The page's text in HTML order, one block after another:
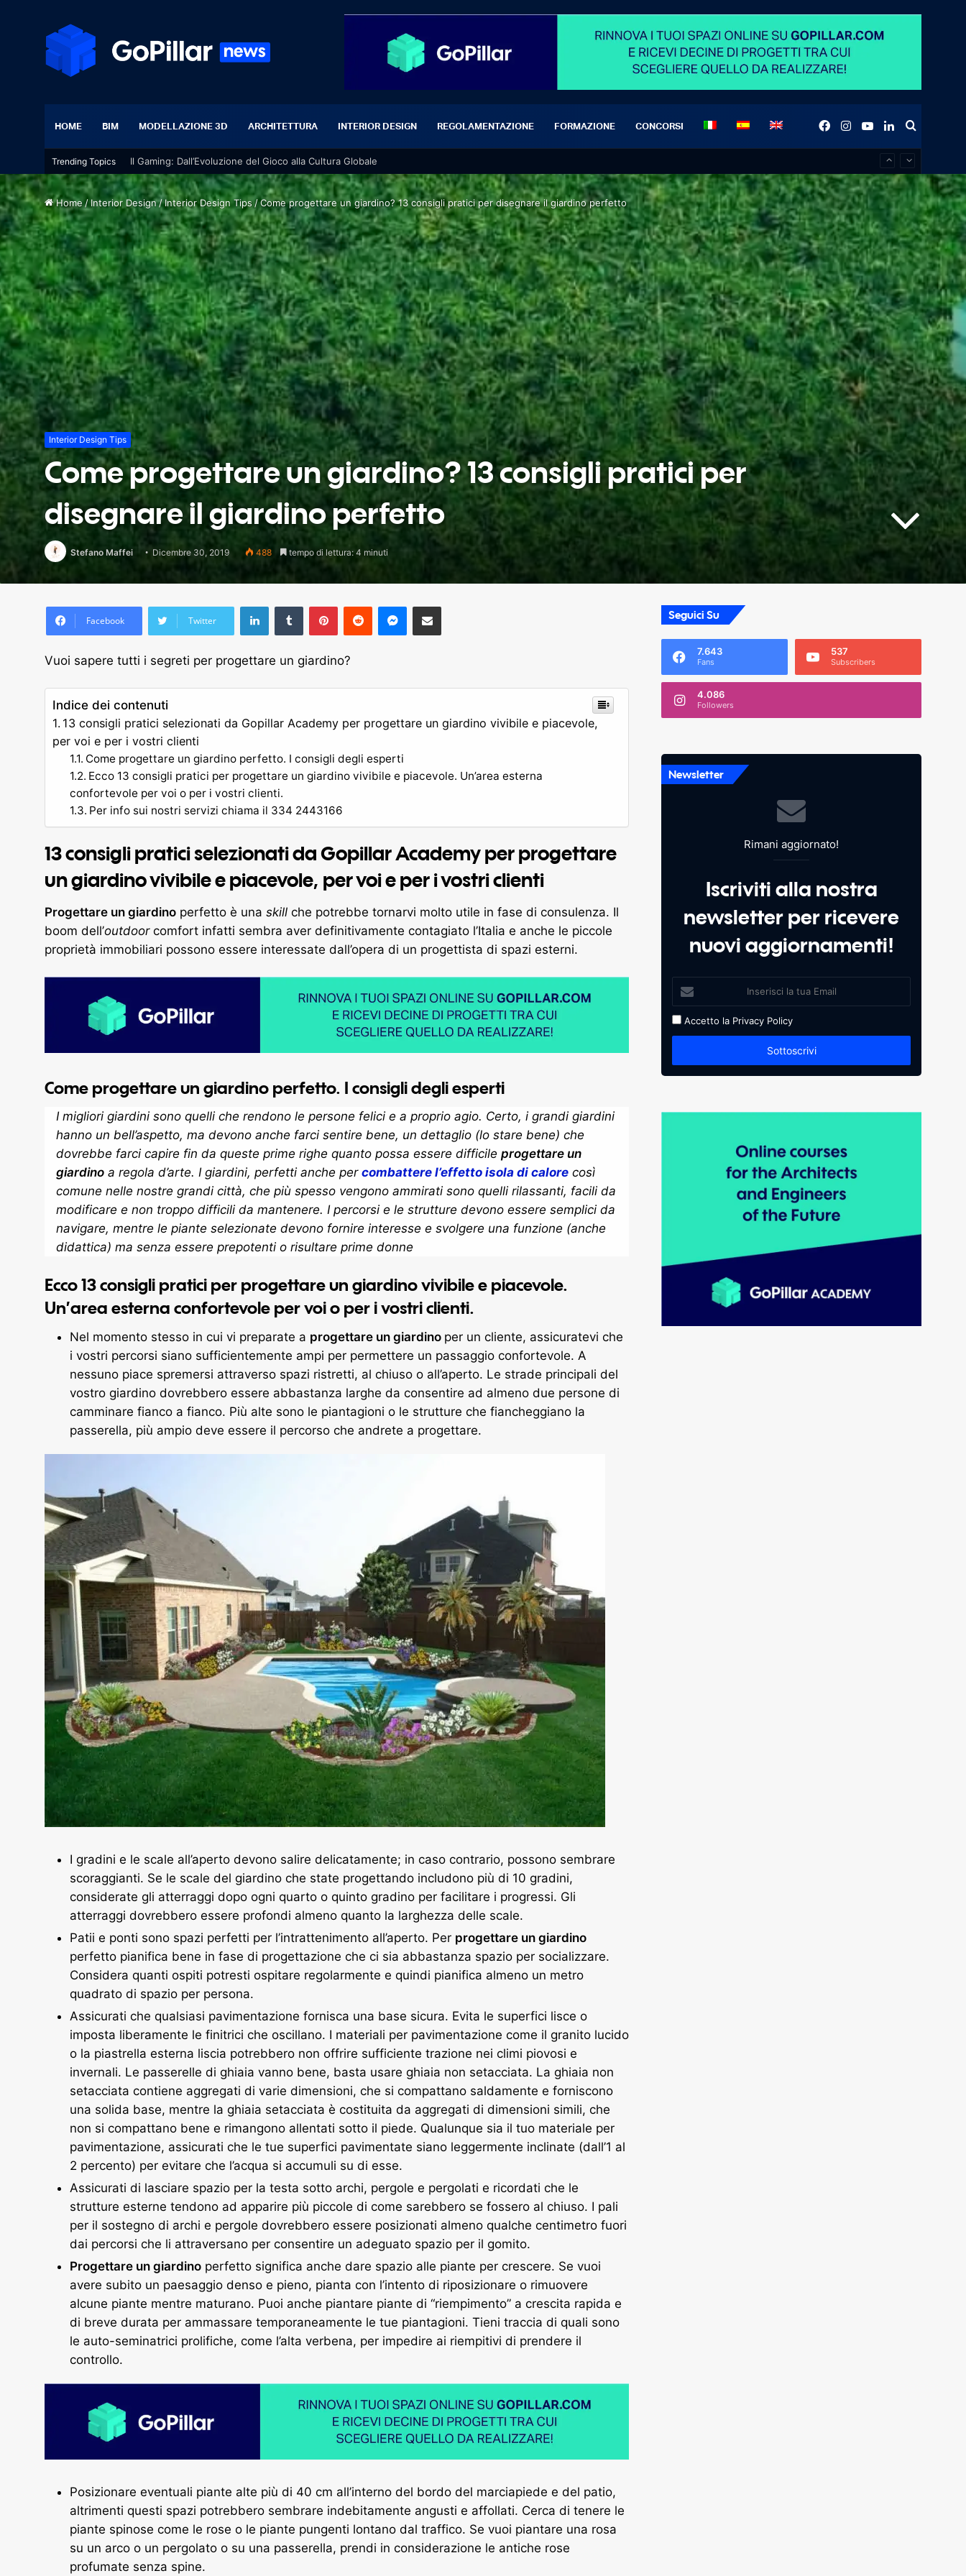
HOME BIM MODELLAZIONE 3D ARCHITETTURA INTERIOR DESIGN REGOLAMENTAZIONE FORMAZIONE CONCORSI Search
LinkedIn
YouTube
Instagram
Facebook
Trending Topics Il Gaming: Dall’Evoluzione del Gioco alla Cultura Globale
Home / Interior Design/Interior Design Tips/Come progettare un giardino? 13 consigli pratici per disegnare il giardino perfetto
Interior Design Tips
Come progettare un giardino? 13 consigli pratici per
disegnare il giardino perfetto
Stefano Maffei Dicembre 30, 2019 488 tempo di lettura: 4 minuti
Facebook Twitter
LinkedInTumblr PinterestReddit Messenger
Share via Email
Vuoi sapere tutti i segreti per progettare un giardino?
Indice dei contenuti
13 consigli pratici selezionati da Gopillar Academy per progettare un giardino vivibile e piacevole,
per voi e per i vostri clienti
Come progettare un giardino perfetto. I consigli degli esperti
Ecco 13 consigli pratici per progettare un giardino vivibile e piacevole. Un’area esterna
confortevole per voi o per i vostri clienti.
Per info sui nostri servizi chiama il 334 2443166
13 consigli pratici selezionati da Gopillar Academy per progettare
un giardino vivibile e piacevole, per voi e per i vostri clienti
Progettare un giardino perfetto è una skill che potrebbe tornarvi molto utile in fase di consulenza. Il
boom dell’outdoorcomfort infatti sembra aver definitivamente contagiato l’Italia e anche le piccole
proprietà immobiliari possono essere interessate dall’opera di un progettista di spazi esterni.
Come progettare un giardino perfetto. I consigli degli esperti
I migliori giardini sono quelli che rendono le persone felici e a proprio agio. Certo, i grandi giardini
hanno un bell’aspetto, ma devono anche farci sentire bene, un dettaglio (lo stare bene) che
dovrebbe farci capire fin da queste prime righe quanto possa essere difficileprogettare un
giardino a regola d’arte. I giardini, perfetti anche percombattere l’effetto isola di calore così
comune nelle nostre grandi città, che più spesso vengono ammirati sono quelli rilassanti, facili da
modificare e non troppo difficili da mantenere. I percorsi e le strutture devono essere semplici da
navigare, mentre le piante selezionate devono fornire interesse e svolgere una funzione (anche
didattica) ma senza essere prepotenti o risultare prime donne
Ecco 13 consigli pratici per progettare un giardino vivibile e piacevole.
Un’area esterna confortevole per voi o per i vostri clienti.
Nel momento stesso in cui vi preparate a progettare un giardino per un cliente, assicuratevi che
i vostri percorsi siano sufficientemente ampi per permettere un passaggio confortevole. A
nessuno piace spremersi attraverso spazi ristretti, al chiuso o all’aperto. Le strade principali del
vostro giardino dovrebbero essere abbastanza larghe da consentire ad almeno due persone di
camminare fianco a fianco. Più alte sono le piantagioni o le strutture che fiancheggiano la
passerella, più ampio deve essere il percorso che andrete a progettare.
I gradini e le scale all’aperto devono salire delicatamente; in caso contrario, possono sembrare
scoraggianti. Se le scale del giardino che state progettando includono più di 10 gradini,
considerate gli atterraggi dopo ogni quarto o quinto gradino per facilitare i progressi. Gli
atterraggi dovrebbero essere profondi almeno quanto la larghezza delle scale.
Patii e ponti sono spazi perfetti per l’intrattenimento all’aperto. Per progettare un giardino
perfetto pianifica bene in fase di progettazione che ci sia abbastanza spazio per socializzare.
Considera quanti ospiti potresti ospitare regolarmente e quindi pianifica almeno un metro
quadrato di spazio per persona.
Assicurati che qualsiasi pavimentazione fornisca una base sicura. Evita le superfici lisce o
imposta liberamente le finitrici che oscillano. I materiali per pavimentazione come il granito lucido
o la piastrella esterna liscia potrebbero non offrire sufficiente trazione nei climi piovosi e
invernali. Le passerelle di ghiaia vanno bene, basta usare ghiaia non setacciata. La ghiaia non
setacciata contiene aggregati di varie dimensioni, che si compattano saldamente e forniscono
una solida base, mentre la ghiaia setacciata è costituita da aggregati di dimensioni simili, che
non si compattano bene e rimangono allentati sotto il piede. Qualunque sia il tuo materiale per
pavimentazione, assicurati che le tue superfici pavimentate siano leggermente inclinate (dall’1 al
2 percento) per evitare che l’acqua si accumuli su di esse.
Assicurati di lasciare spazio per la testa sotto archi, pergole e pergolati e ricordati che le
strutture esterne tendono ad apparire più piccole di come sarebbero se fossero al chiuso. I pali
per il sostegno di archi e pergole dovrebbero essere posizionati almeno qualche centimetro fuori
dai percorsi che li attraversano per consentire un adeguato spazio per il gomito.
Progettare un giardino perfetto significa anche dare spazio alle piante per crescere. Se vuoi
avere subito un paesaggio denso e pieno, pianta con l’intento di riposizionare o rimuovere
alcune piante mentre maturano. Puoi anche piantare piante di “riempimento” a crescita rapida e
di breve durata per ammassare temporaneamente le tue piantagioni. Tieni traccia di quali sono
le auto-seminatrici prolifiche, come l’alta verbena, per impedire ai riempitivi di prendere il
controllo.
Posizionare eventuali piante alte più di 40 cm all’interno del bordo del marciapiede e del patio,
altrimenti questi spazi potrebbero sembrare indebitamente angusti e affollati. Cerca di tenere le
piante spinose come le rose o le piante pungenti lontano dal traffico. Se vuoi piantare una rosa
su un arco o un pergolato o su una passerella, prendi in considerazione le antiche rose
profumate senza spine.
Seguici Su
7.643
Fans
537
Subscribers
4.086
Followers
Newsletter
Rimani aggiornato!
Iscriviti alla nostra
newsletter per ricevere
nuovi aggiornamenti!
Accetto la Privacy Policy